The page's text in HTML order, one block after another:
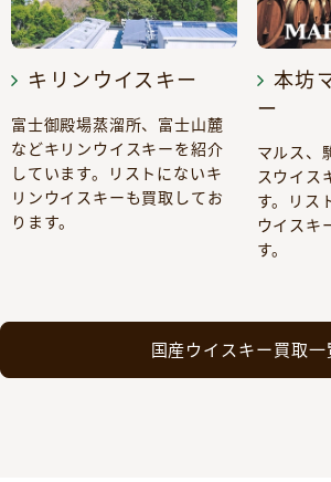
キリンウイスキー
富士御殿場蒸溜所、富士山麓
などキリンウイスキーを紹介
しています。リストにないキ
リンウイスキーも買取してお
ります。
本坊
ー
マルス、
スウイス
す。リス
ウイスキ
す。
国産ウイスキー買取一